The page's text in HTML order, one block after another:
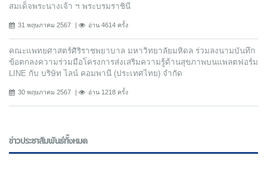
สมเด็จพระนางเจ้า ฯ พระบรมราชินี
31 พฤษภาคม 2567 อ่าน 4614 ครั้ง
คณะแพทยศาสตร์ศิริราชพยาบาล มหาวิทยาลัยมหิดล ร่วมลงนามบันทึก
ข้อตกลงความร่วมมือโครงการส่งเสริมความรู้ด้านสุขภาพบนแพลตฟอร์ม
LINE กับ บริษัท ไลน์ คอมพานี (ประเทศไทย) จํากัด
30 พฤษภาคม 2567 อ่าน 1218 ครั้ง
ข่าวประชาสัมพันธ์ทั้งหมด